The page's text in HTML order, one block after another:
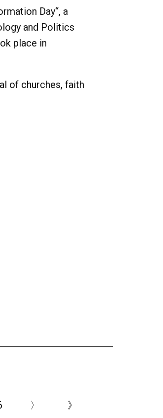
Day“, a
and Politics
place in
of churches, faith
〉 》